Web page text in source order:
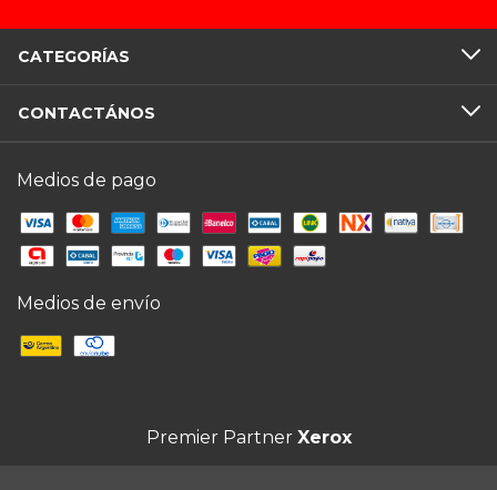
CATEGORÍAS
CONTACTÁNOS
Medios de pago
Medios de envío
Premier Partner Xerox